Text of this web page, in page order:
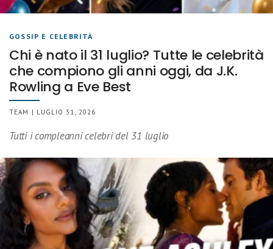
GOSSIP E CELEBRITÀ
Chi è nato il 31 luglio? Tutte le celebrità
che compiono gli anni oggi, da J.K.
Rowling a Eve Best
TEAM | LUGLIO 31, 2026
Tutti i compleanni celebri del 31 luglio